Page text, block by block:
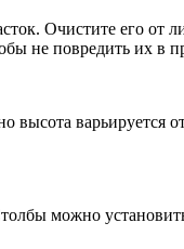
Очистите его
не повредить их в
варьируется
можно